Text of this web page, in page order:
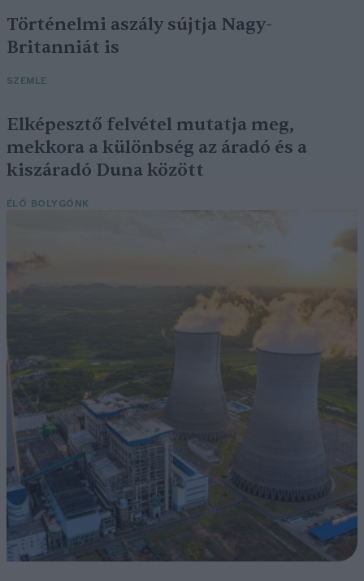
Történelmi aszály sújtja Nagy-
Britanniát is
SZEMLE
Elképesztő felvétel mutatja meg,
mekkora a különbség az áradó és a
kiszáradó Duna között
ÉLŐ BOLYGÓNK